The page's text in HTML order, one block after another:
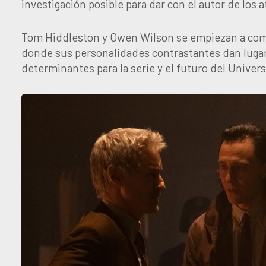
investigación posible para dar con el autor de los
Tom Hiddleston y Owen Wilson se empiezan a
donde sus personalidades contrastantes dan
determinantes para la serie y el futuro del